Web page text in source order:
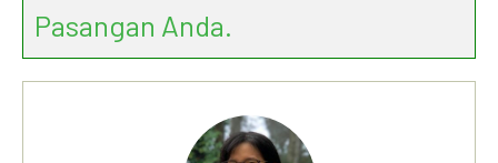
Pasangan Anda.